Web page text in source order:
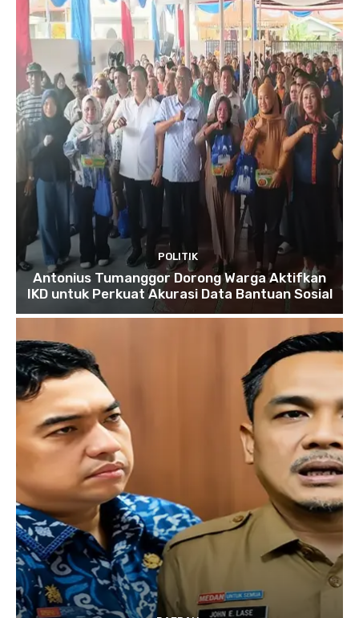
POLITIK
Antonius Tumanggor Dorong Warga Aktifkan
IKD untuk Perkuat Akurasi Data Bantuan Sosial